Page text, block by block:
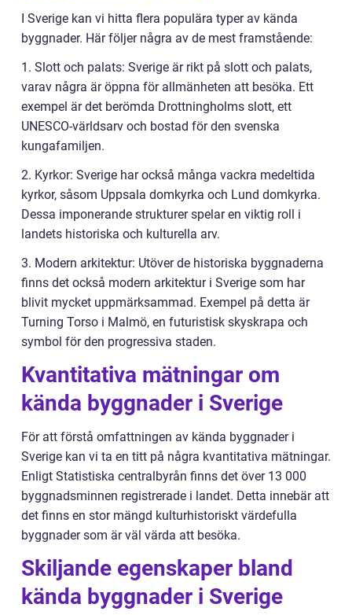
I Sverige kan vi hitta flera populära typer av kända
byggnader. Här följer några av de mest framstående:
1. Slott och palats: Sverige är rikt på slott och palats,
varav några är öppna för allmänheten att besöka. Ett
exempel är det berömda Drottningholms slott, ett
UNESCO-världsarv och bostad för den svenska
kungafamiljen.
2. Kyrkor: Sverige har också många vackra medeltida
kyrkor, såsom Uppsala domkyrka och Lund domkyrka.
Dessa imponerande strukturer spelar en viktig roll i
landets historiska och kulturella arv.
3. Modern arkitektur: Utöver de historiska byggnaderna
finns det också modern arkitektur i Sverige som har
blivit mycket uppmärksammad. Exempel på detta är
Turning Torso i Malmö, en futuristisk skyskrapa och
symbol för den progressiva staden.
Kvantitativa mätningar om
kända byggnader i Sverige
För att förstå omfattningen av kända byggnader i
Sverige kan vi ta en titt på några kvantitativa mätningar.
Enligt Statistiska centralbyrån finns det över 13 000
byggnadsminnen registrerade i landet. Detta innebär att
det finns en stor mängd kulturhistoriskt värdefulla
byggnader som är väl värda att besöka.
Skiljande egenskaper bland
kända byggnader i Sverige